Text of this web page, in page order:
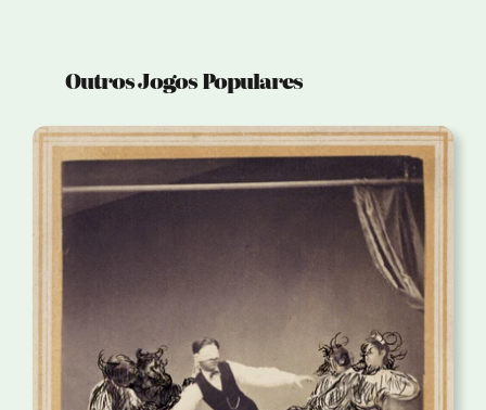
Outros Jogos Populares